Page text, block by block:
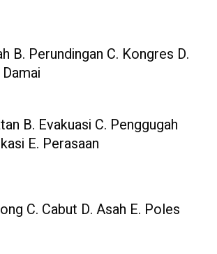
B. Perundingan C. Kongres D.
B. Evakuasi C. Penggugah
E. Perasaan
C. Cabut D. Asah E. Poles